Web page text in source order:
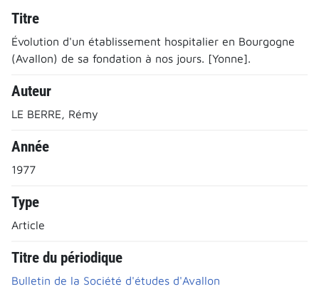
Titre
Évolution d'un établissement hospitalier en Bourgogne
(Avallon) de sa fondation à nos jours. [Yonne].
Auteur
LE BERRE, Rémy
Année
1977
Type
Article
Titre du périodique
Bulletin de la Société d'études d'Avallon